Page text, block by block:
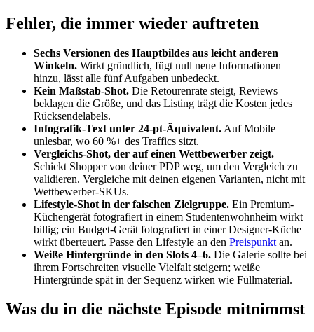
Fehler, die immer wieder auftreten
Sechs Versionen des Hauptbildes aus leicht anderen
Winkeln. Wirkt gründlich, fügt null neue Informationen
hinzu, lässt alle fünf Aufgaben unbedeckt.
Kein Maßstab-Shot. Die Retourenrate steigt, Reviews
beklagen die Größe, und das Listing trägt die Kosten jedes
Rücksendelabels.
Infografik-Text unter 24-pt-Äquivalent. Auf Mobile
unlesbar, wo 60 %+ des Traffics sitzt.
Vergleichs-Shot, der auf einen Wettbewerber zeigt.
Schickt Shopper von deiner PDP weg, um den Vergleich zu
validieren. Vergleiche mit deinen eigenen Varianten, nicht mit
Wettbewerber-SKUs.
Lifestyle-Shot in der falschen Zielgruppe. Ein Premium-
Küchengerät fotografiert in einem Studentenwohnheim wirkt
billig; ein Budget-Gerät fotografiert in einer Designer-Küche
wirkt überteuert. Passe den Lifestyle an den Preispunkt an.
Weiße Hintergründe in den Slots 4–6. Die Galerie sollte bei
ihrem Fortschreiten visuelle Vielfalt steigern; weiße
Hintergründe spät in der Sequenz wirken wie Füllmaterial.
Was du in die nächste Episode mitnimmst